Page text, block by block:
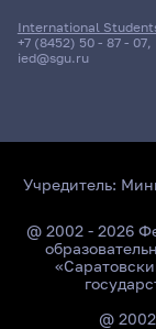
International
+7 (8452) 50 - 87 - 07,
ied@sgu.ru
Учредитель:
@ 2002 - 2026
@